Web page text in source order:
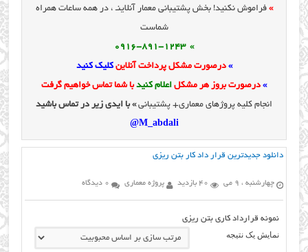
» فراموش نکنید! بخش پشتیبانی معمار آنلاینـ ، در همه ساعات همراه
شماست
» 0916-891-1243
» درصورت مشکل پرداخت آنلاینکلیک کنید
» درصورت بروز هر مشکل اعلام کنیدبا شما تماس خواهیم گرفت
انجام کلیه پروژهای معماری+ پشتیبانی» با ایدی زیر در تماس باشید
M_abdali@
دانلود جدیدترین قرار داد کار بتن ریزی
چهارشنبه ، 9 می 40 بازدید پروژه معماری 0 دیدگاه
نمونه قرارداد کاری بتن ریزی
نمایش یک نتیجه